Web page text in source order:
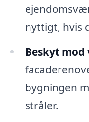
nyttigt, hvis
Beskyt mod
bygningen
stråler.